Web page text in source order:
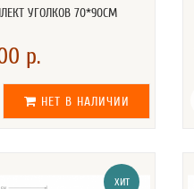
УГОЛКОВ 70*90СМ
р.
НЕТ В НАЛИЧИИ
ХИТ